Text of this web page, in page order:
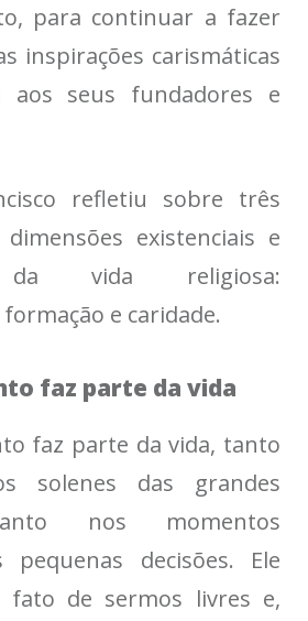
para continuar a fazer
inspirações carismáticas
aos seus fundadores e
refletiu sobre três
existenciais e
da vida religiosa:
e caridade.
faz parte da vida
faz parte da vida, tanto
solenes das grandes
nos momentos
pequenas decisões. Ele
fato de sermos livres e,